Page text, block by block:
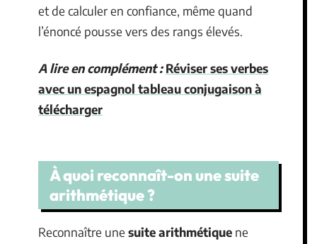
et de calculer en confiance, même quand
l’énoncé pousse vers des rangs élevés.
A lire en complément : Réviser ses verbes
avec un espagnol tableau conjugaison à
télécharger
À quoi reconnaît-on une suite
arithmétique ?
Reconnaître une suite arithmétique ne